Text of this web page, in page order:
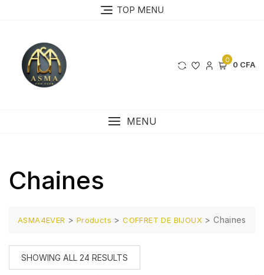
TOP MENU
0 0 CFA
MENU
Chaines
ASMA4EVER > Products >COFFRET DE BIJOUX >Chaines
SHOWING ALL 24 RESULTS